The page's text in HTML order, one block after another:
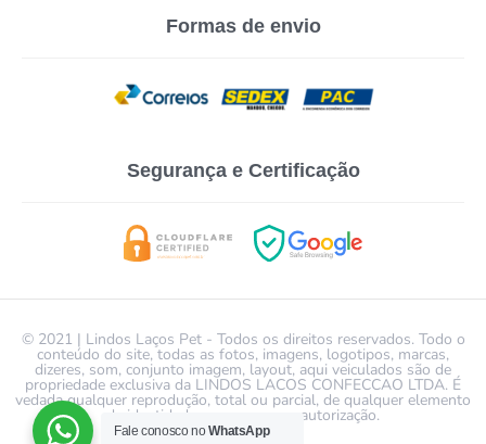
Formas de envio
Segurança e Certificação
© 2021 | Lindos Laços Pet - Todos os direitos reservados. Todo o
conteúdo do site, todas as fotos, imagens, logotipos, marcas,
dizeres, som, conjunto imagem, layout, aqui veiculados são de
propriedade exclusiva da LINDOS LACOS CONFECCAO LTDA. É
vedada qualquer reprodução, total ou parcial, de qualquer elemento
de identidade, sem expressa autorização.
Fale conosco noWhatsApp